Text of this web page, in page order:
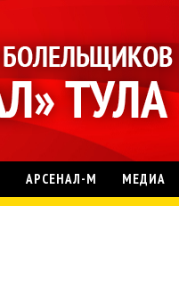
АРСЕНАЛ-М МЕДИА